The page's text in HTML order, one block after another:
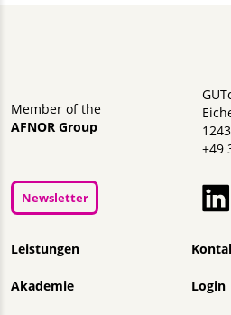
Member of the
AFNOR Group
+49
Navigation überspringen
Leistungen
Akademie Login
Newsletter